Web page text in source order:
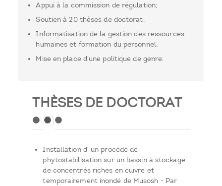
Appui à la commission de régulation;
Soutien à 20 thèses de doctorat;
Informatisation de la gestion des ressources
humaines et formation du personnel;
Mise en place d’une politique de genre.
THÈSES DE DOCTORAT
Installation d' un procédé de
phytostabilisation sur un bassin à stockage
de concentrés riches en cuivre et
temporairement inondé de Musosh - Par